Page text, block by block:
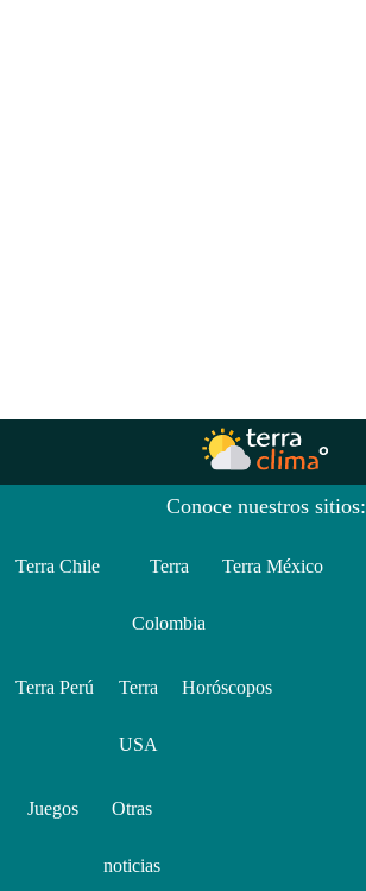
Conoce nuestros sitios:
Terra Chile Terra
Colombia
Terra México
Terra Perú Terra
USA
Horóscopos
Juegos Otras
noticias